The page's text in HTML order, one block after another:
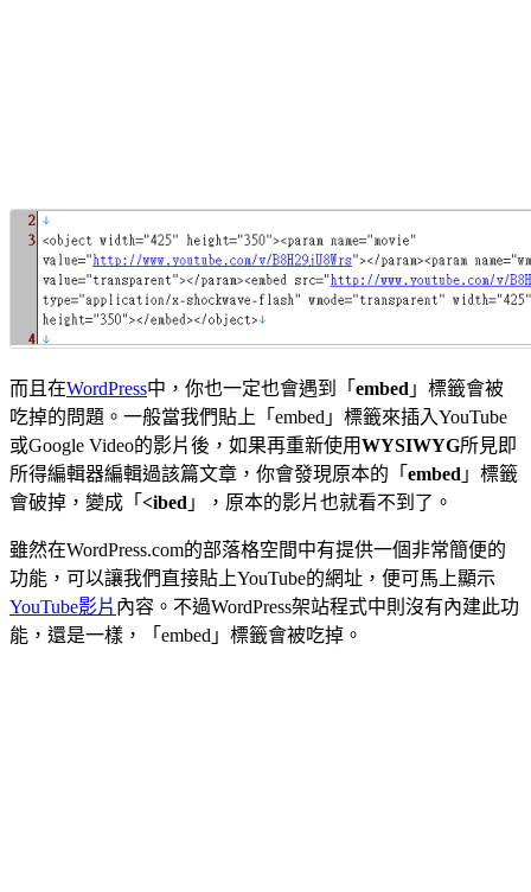
而且在WordPress中，你也一定也會遇到「 embed 」標籤會被
吃掉的問題。一般當我們貼上「embed」標籤來插入YouTube
或Google Video的影片後，如果再重新使用WYSIWYG所見即
所得編輯器編輯過該篇文章，你會發現原本的「 embed 」標籤
會破掉，變成「 <ibed 」，原本的影片也就看不到了。
雖然在WordPress.com的部落格空間中有提供一個非常簡便的
功能，可以讓我們直接貼上YouTube的網址，便可馬上顯示
YouTube影片 內容。不過WordPress架站程式中則沒有內建此功
能，還是一樣，「embed」標籤會被吃掉。